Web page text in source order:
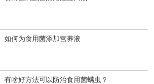
如何为食用菌添加营养液
有啥好方法可以防治食用菌螨虫？